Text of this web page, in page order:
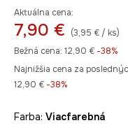
Aktuálna cena:
7,90 €
(3,95 € / ks)
Bežná cena: 12,90 € -38%
Najnižšia cena za
12,90 € -38%
Farba: viacfarebná